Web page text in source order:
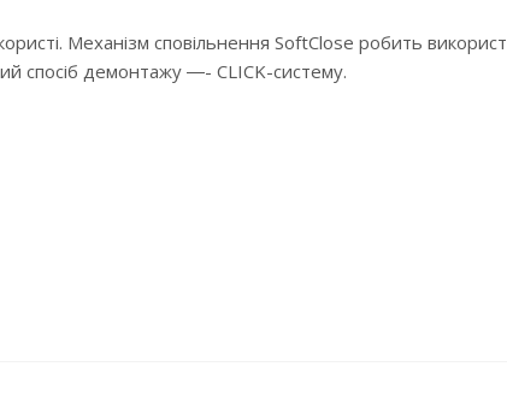
Механізм сповільнення SoftClose робить
спосіб демонтажу ―- CLICK-систему.